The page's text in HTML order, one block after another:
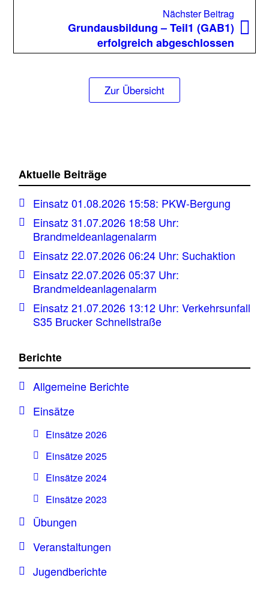
Nächster Beitrag
Grundausbildung – Teil1 (GAB1)
erfolgreich abgeschlossen
Zur Übersicht
Aktuelle Beiträge
Einsatz 01.08.2026 15:58: PKW-Bergung
Einsatz 31.07.2026 18:58 Uhr:
Brandmeldeanlagenalarm
Einsatz 22.07.2026 06:24 Uhr: Suchaktion
Einsatz 22.07.2026 05:37 Uhr:
Brandmeldeanlagenalarm
Einsatz 21.07.2026 13:12 Uhr: Verkehrsunfall
S35 Brucker Schnellstraße
Berichte
Allgemeine Berichte
Einsätze
Einsätze 2026
Einsätze 2025
Einsätze 2024
Einsätze 2023
Übungen
Veranstaltungen
Jugendberichte